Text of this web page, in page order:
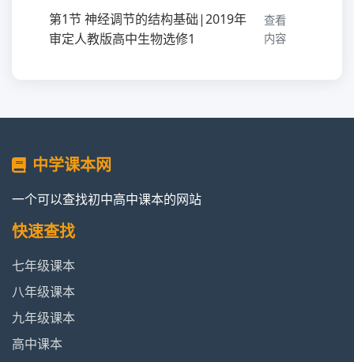
第1节 神经调节的结构基础|2019年
审定人教版高中生物选修1
查看
内容
年审定人教版高中生物选修1
第4节 神经系统的分级调节|2019年
审定人教版高中生物选修1
第5节 人脑的高级功能|2019年审定
人教版高中生物选修1
高中生物选修1
中学课本网
一个可以查找初中高中课本的网站
快速查找
七年级课本
八年级课本
九年级课本
高中课本